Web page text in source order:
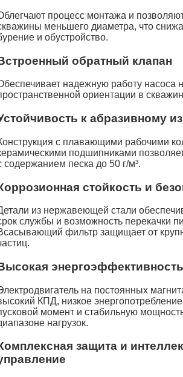
процесс монтажа и
меньшего диаметра, что
и обустройство.
обратный клапан
надежную работу насоса
ориентации в
к абразивному
с плавающими рабочими
подшипниками
содержанием песка до 50 г/м³.
стойкость и
из нержавеющей стали
службы и возможность перекачки
фильтр защищает от
энергоэффективность
на постоянных
КПД, низкое
момент и стабильную
нагрузок.
защита и